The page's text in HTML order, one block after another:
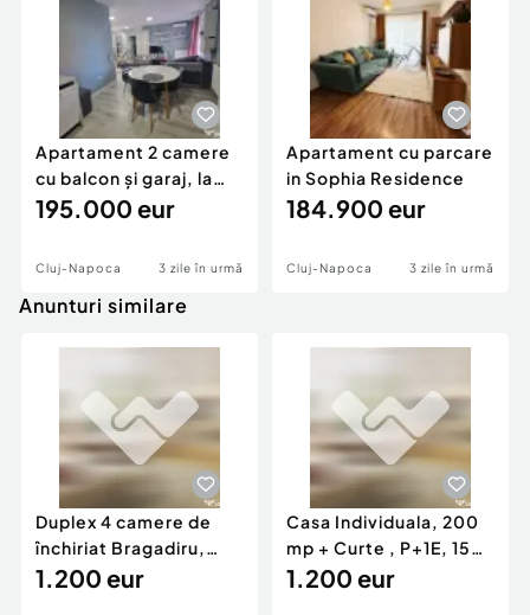
Canalizare
Sistem irigaţie
Apartament 2 camere
cu balcon și garaj, la
câteva minute d
195.000 eur
Cluj-Napoca 3 zile în urmă
Apartament cu parcare
in Sophia Residence
184.900 eur
Cluj-Napoca 3 zile în urmă
Anunturi similare
Duplex 4 camere de
închiriat Bragadiru,
curte 100 mp, pa...
1.200 eur
Casa Individuala, 200
mp + Curte , P+1E, 150
mp, zona Girocu
1.200 eur